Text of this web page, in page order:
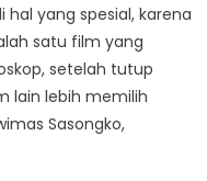
hal yang spesial, karena
satu film yang
setelah tutup
lain lebih memilih
Sasongko,